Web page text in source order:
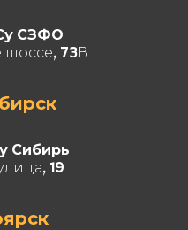
СЗФО
шоссе, 73В
Сибирь
19